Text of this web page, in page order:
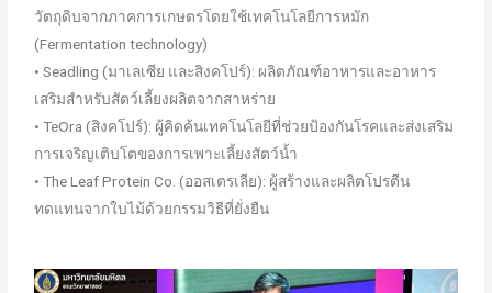
วัตถุดิบจากภาคการเกษตรโดยใช้เทคโนโลยีการหมัก
(Fermentation technology)
• Seadling (มาเลเซีย และสิงคโปร์): ผลิตภัณฑ์อาหารและอาหาร
เสริมสำหรับสัตว์เลี้ยงผลิตจากสาหร่าย
• TeOra (สิงคโปร์): ผู้คิดค้นเทคโนโลยีที่ช่วยป้องกันโรคและส่งเสริม
การเจริญเติบโตของการเพาะเลี้ยงสัตว์น้ำ
• The Leaf Protein Co. (ออสเตรเลีย): ผู้สร้างและผลิตโปรตีน
ทดแทนจากใบไม้ด้วยกรรมวิธีที่ยั่งยืน